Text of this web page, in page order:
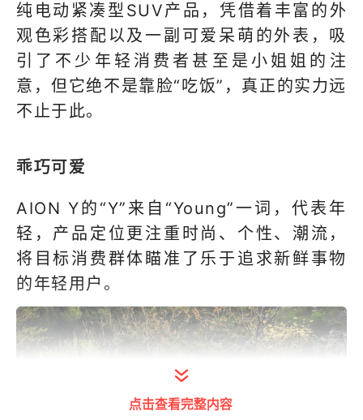
纯电动紧凑型SUV产品，凭借着丰富的外
观色彩搭配以及一副可爱呆萌的外表，吸
引了不少年轻消费者甚至是小姐姐的注
意，但它绝不是靠脸“吃饭”，真正的实力远
不止于此。
乖巧可爱
AION Y的“Y”来自“Young”一词，代表年
轻，产品定位更注重时尚、个性、潮流，
将目标消费群体瞄准了乐于追求新鲜事物
的年轻用户。
点击查看完整内容